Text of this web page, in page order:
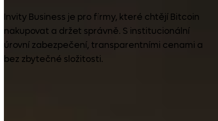
Invity Business je pro firmy, které chtějí Bitcoin
nakupovat a držet správně. S institucionální
úrovní zabezpečení, transparentními cenami a
bez zbytečné složitosti.